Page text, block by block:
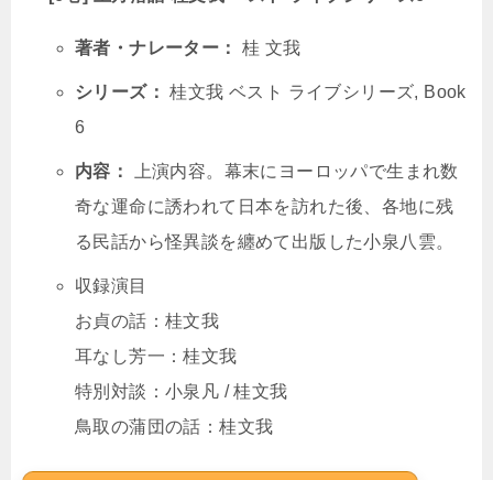
著者・ナレーター： 桂 文我
シリーズ： 桂文我 ベスト ライブシリーズ, Book
6
内容：
上演内容。幕末にヨーロッパで生まれ数
奇な運命に誘われて日本を訪れた後、各地に残
る民話から怪異談を纏めて出版した小泉八雲。
収録演目
お貞の話：桂文我
耳なし芳一：桂文我
特別対談：小泉凡 / 桂文我
鳥取の蒲団の話：桂文我